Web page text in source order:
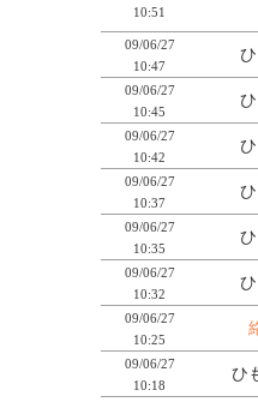
10:51
09/06/27
10:47
09/06/27
10:45
09/06/27
10:42
09/06/27
10:37
09/06/27
10:35
09/06/27
10:32
09/06/27
10:25
09/06/27
10:18
ひ